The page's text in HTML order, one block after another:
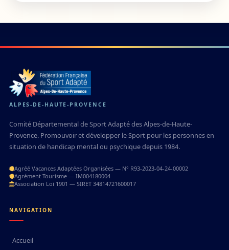
ALPES-DE-HAUTE-PROVENCE
Comité Départemental de Sport Adapté des Alpes-de-Haute-
Provence. Promouvoir et développer le Sport pour les personnes en
situation de handicap mental ou psychique depuis 1984.
Agréé Vacances Adaptées Organisées — N° R93-2023-04-24-00002
Agrément Tourisme — IM004180004
Association Loi 1901 — SIRET 34814721600017
NAVIGATION
Accueil